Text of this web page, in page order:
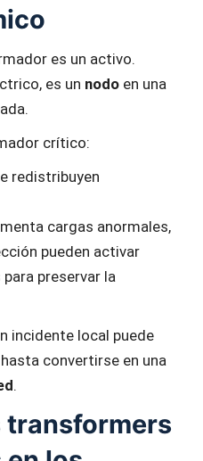
es un activo.
es un nodo en una
crítico:
redistribuyen
cargas anormales,
pueden activar
preservar la
incidente local puede
convertirse en una
.
transformers